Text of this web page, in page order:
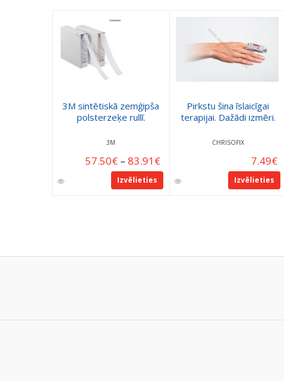
3M sintētiskā zemģipša
polsterzeķe rullī.
3M
57.50€– 83.91€
Izvēlieties
Pirkstu šina īslaicīgai
terapijai. Dažādi izmēri.
CHRISOFIX
7.49€
Izvēlieties